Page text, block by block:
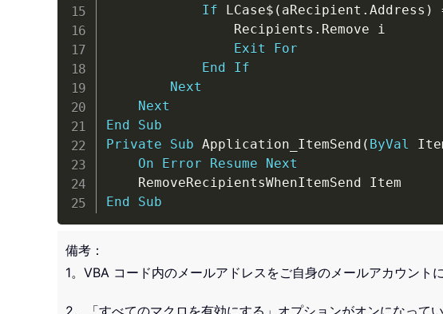
If LCase$ ( aRecipient . Address )
				Recipients
. Remove i
Exit
For
End
If
Next
Next
End
Sub
Private
Sub Application_ItemSend ( ByVal
On
Error Resume
Next
End
Sub
備考：
1。VBA コード内のメールアドレスをご自身のメールアカウント